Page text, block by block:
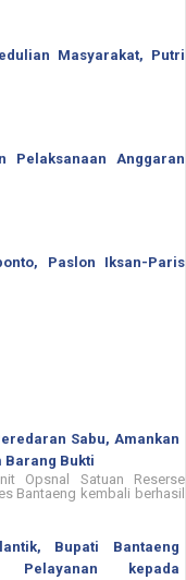
Masyarakat, Putri
Pelaksanaan Anggaran
Paslon Iksan-Paris
Sabu, Amankan
Barang Bukti
Opsnal Satuan Reserse
Bantaeng kembali berhasil
Bupati Bantaeng
Pelayanan kepada